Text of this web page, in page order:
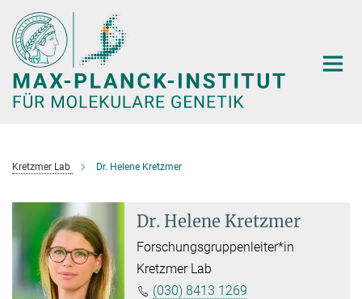
Hauptinhalt
Kretzmer Lab Dr. Helene Kretzmer
Dr. Helene Kretzmer
Forschungsgruppenleiter*in
Kretzmer Lab
(030) 8413 1269